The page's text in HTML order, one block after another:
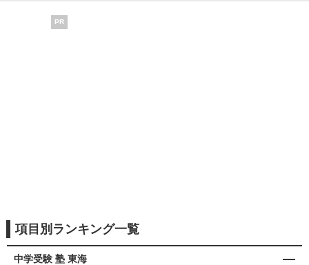
PR
項目別ランキング一覧
中学受験 塾 東海